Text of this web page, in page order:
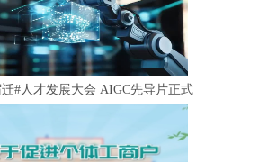
#人才发展大会 AIGC先导片正式